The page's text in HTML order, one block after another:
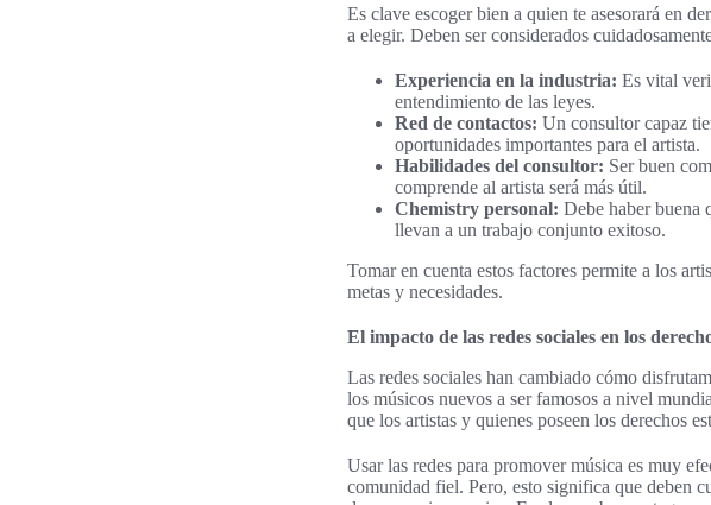
Es clave escoger bien a quien te asesorará en
a elegir. Deben ser considerados
Experiencia en la industria: Es vital
entendimiento de las leyes.
Red de contactos: Un consultor capaz
oportunidades importantes para el artista.
Habilidades del consultor: Ser buen
comprende al artista será más útil.
Chemistry personal: Debe haber buena
llevan a un trabajo conjunto exitoso.
Tomar en cuenta estos factores permite a los
metas y necesidades.
El impacto de las redes sociales en los
Las redes sociales han cambiado cómo
los músicos nuevos a ser famosos a nivel
que los artistas y quienes poseen los derechos
Usar las redes para promover música es muy
comunidad fiel. Pero, esto significa que deben